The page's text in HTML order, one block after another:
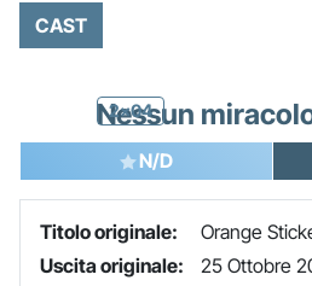
CAST
2x04
Nessun
N/D
Titolo originale:
Orange
Uscita originale:
25 Ottobre